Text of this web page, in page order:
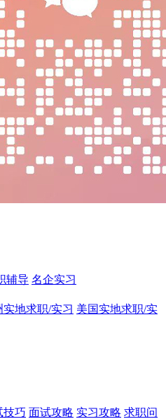
辅导 名企实习
实地求职/实习 美国实地求职/实
技巧 面试攻略 实习攻略 求职问